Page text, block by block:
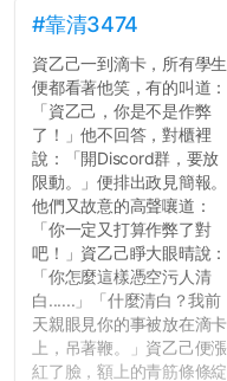
#靠清3474
資乙己一到滴卡，所有學生
便都看著他笑，有的叫道：
「資乙己，你是不是作弊
了！」他不回答，對櫃裡
說：「開Discord群，要放
限動。」便排出政見簡報。
他們又故意的高聲嚷道：
「你一定又打算作弊了對
吧！」資乙己睜大眼晴說：
「你怎麼這樣憑空污人清
白......」「什麼清白？我前
天親眼見你的事被放在滴卡
上，吊著鞭。」資乙己便漲
紅了臉，額上的青筋條條綻